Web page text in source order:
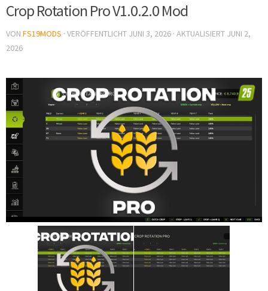
Crop Rotation Pro V1.0.2.0 Mod
VON FS19MODS · VERÖFFENTLICHT JUNI 3, 2026 · AKTUALISIERT JUNI 2,
2026